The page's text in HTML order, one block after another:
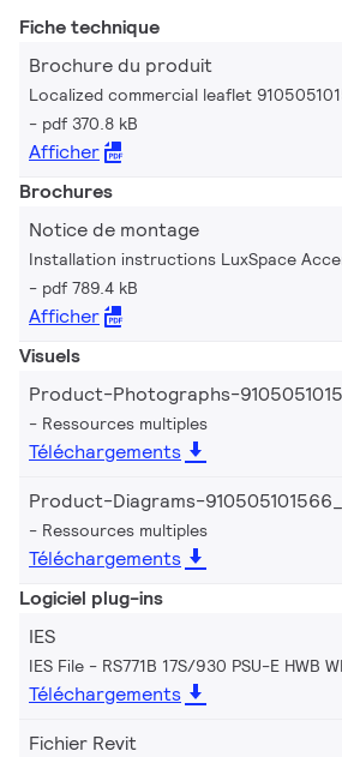
Fiche technique
Brochure du produit
Localized commercial leaflet
pdf 370.8 kB
Afficher
Brochures
Notice de montage
Installation instructions LuxSpace
pdf 789.4 kB
Afficher
Visuels
Product-Photographs-
Ressources multiples
Téléchargements
Product-Diagrams-
Ressources multiples
Téléchargements
Logiciel plug-ins
IES
IES File - RS771B 17S/930 PSU-E HWB
Téléchargements
Fichier Revit